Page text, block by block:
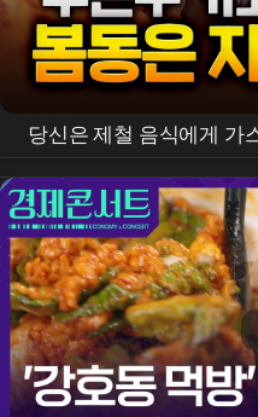
당신은 제철 음식에게 가
은 봄